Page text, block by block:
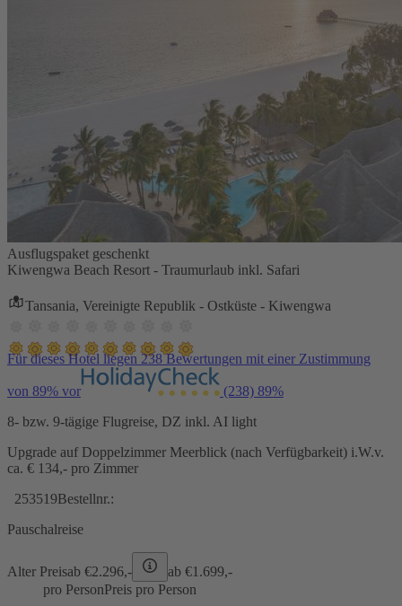
Ausflugspaket geschenkt
Kiwengwa Beach Resort - Traumurlaub inkl. Safari
Tansania, Vereinigte Republik - Ostküste - Kiwengwa
Für dieses Hotel liegen 238 Bewertungen mit einer Zustimmung
von 89% vor (238) 89%
8- bzw. 9-tägige Flugreise, DZ inkl. AI light
Upgrade auf Doppelzimmer Meerblick (nach Verfügbarkeit) i.W.v.
ca. € 134,- pro Zimmer
253519Bestellnr.:
Pauschalreise
Alter Preisab €2.296,- ab €1.699,-
pro PersonPreis pro Person